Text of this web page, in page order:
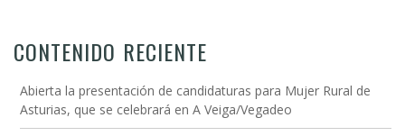
CONTENIDO RECIENTE
Abierta la presentación de candidaturas para Mujer Rural de
Asturias, que se celebrará en A Veiga/Vegadeo